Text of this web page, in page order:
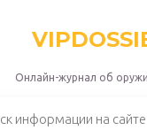
Онлайн-журнал об